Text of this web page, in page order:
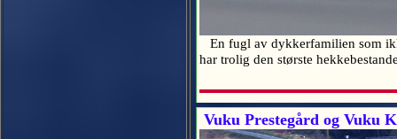
En fugl av dykkerfamilien som
har trolig den største
Vuku Prestegård og Vuku